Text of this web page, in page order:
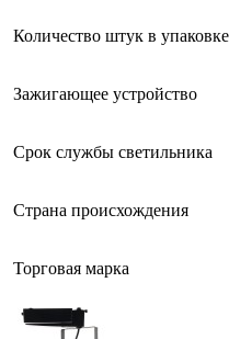
Количество штук в упаковке
Зажигающее устройство
Срок службы светильника
Страна происхождения
Торговая марка